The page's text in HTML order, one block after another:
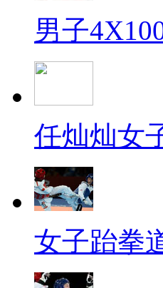
男子
任灿灿女
女子跆拳